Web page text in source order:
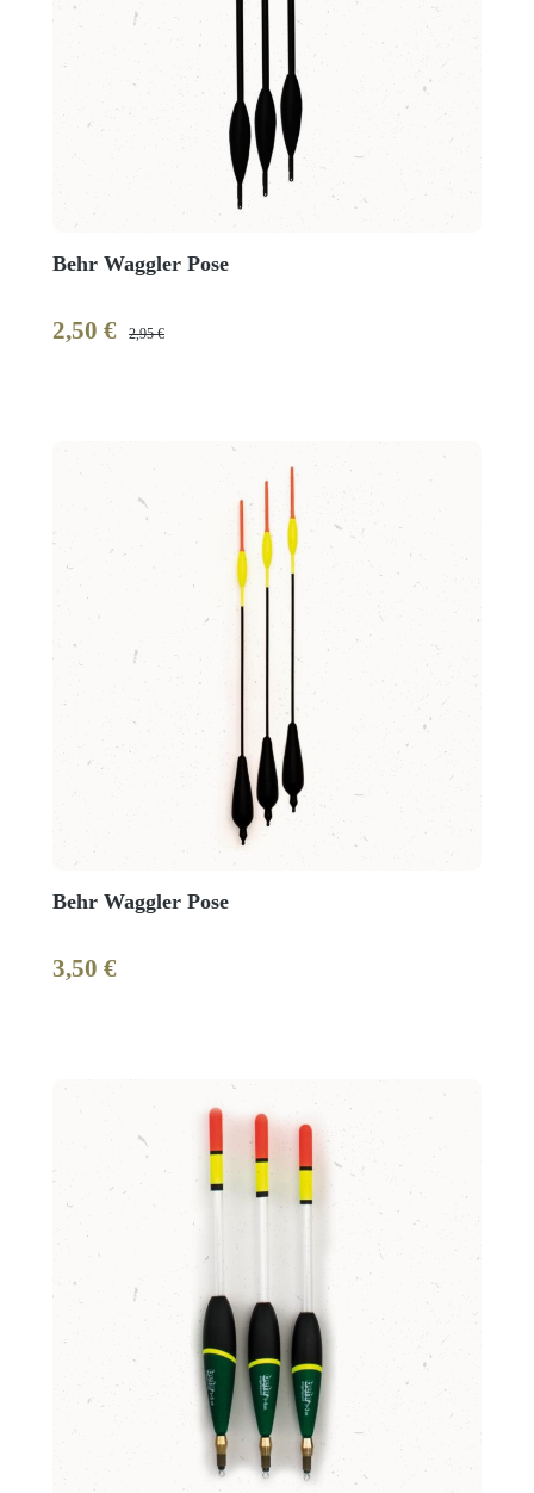
Behr Waggler Pose
Verkaufspreis:
2,50 € Regulärer Preis:
2,95 €
Behr Waggler Pose
Regulärer Preis:
3,50 €